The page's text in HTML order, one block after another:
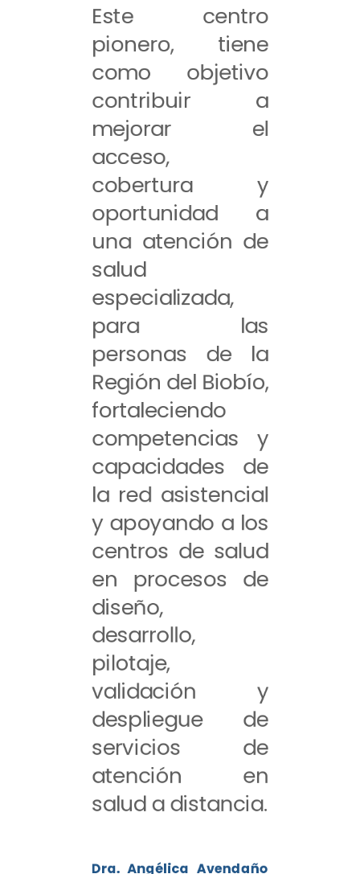
Este centro
pionero, tiene
como objetivo
contribuir a
mejorar el
acceso,
cobertura y
oportunidad a
una atención de
salud
especializada,
para las
personas de la
Región del Biobío,
fortaleciendo
competencias y
capacidades de
la red asistencial
y apoyando a los
centros de salud
en procesos de
diseño,
desarrollo,
pilotaje,
validación y
despliegue de
servicios de
atención en
salud a distancia.
Dra. Angélica Avendaño